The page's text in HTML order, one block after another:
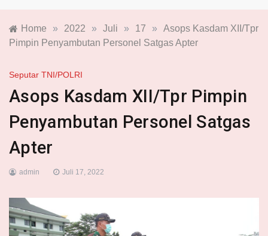
Home » 2022 » Juli » 17 »
Asops Kasdam XII/Tpr
Pimpin Penyambutan Personel Satgas Apter
Seputar TNI/POLRI
Asops Kasdam XII/Tpr Pimpin
Penyambutan Personel Satgas
Apter
admin Juli 17, 2022